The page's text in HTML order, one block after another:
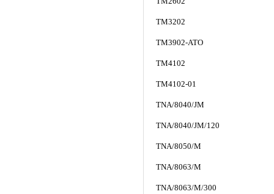
TM3202
TM3902-ATO
TM4102
TM4102-01
TNA/8040/JM
TNA/8040/JM/120
TNA/8050/M
TNA/8063/M
TNA/8063/M/300